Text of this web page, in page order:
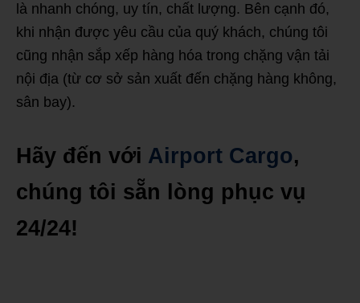
là nhanh chóng, uy tín, chất lượng. Bên cạnh đó,
khi nhận được yêu cầu của quý khách, chúng tôi
cũng nhận sắp xếp hàng hóa trong chặng vận tải
nội địa (từ cơ sở sản xuất đến chặng hàng không,
sân bay).
Hãy đến với Airport Cargo,
chúng tôi sẵn lòng phục vụ
24/24!